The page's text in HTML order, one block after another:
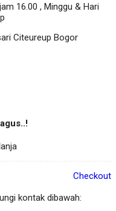
16.00 , Minggu & Hari
Citeureup Bogor
Checkout
kontak dibawah: